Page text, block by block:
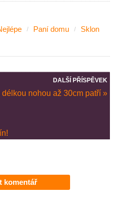
Paní domu
Sklon
DALŠÍ PŘÍSPĚVEK
nohou až 30cm patří »
komentář